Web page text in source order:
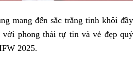
mang đến sắc trắng tinh khôi đầy
với phong thái tự tin và vẻ đẹp quý
2025.